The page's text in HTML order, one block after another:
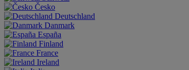
Česko
Deutschland
Danmark
España
Finland
France
Ireland